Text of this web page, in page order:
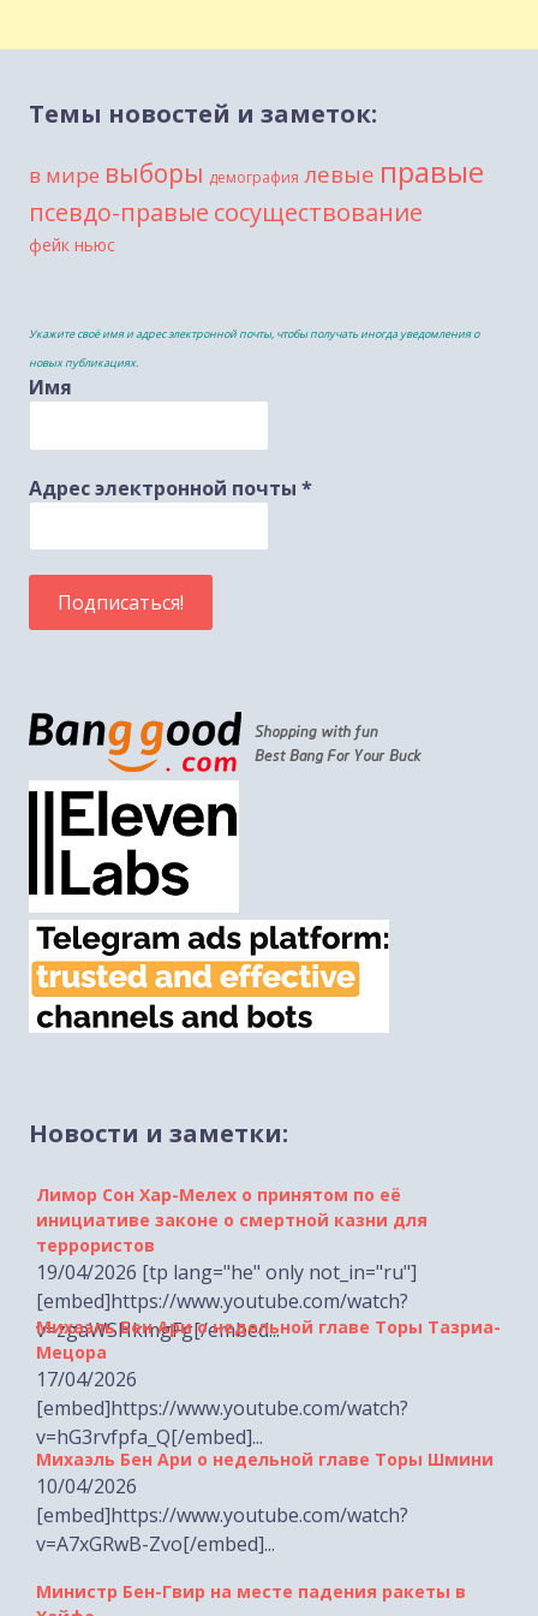
Темы новостей и заметок:
в мире выборы демография левые правые
псевдо-правые сосуществование
фейк ньюс
Укажите своё имя и адрес электронной почты, чтобы получать иногда уведомления о
новых публикациях.
Имя
Адрес электронной почты *
Новости и заметки:
Лимор Сон Хар-Мелех о принятом по её
инициативе законе о смертной казни для
террористов
19/04/2026 [tp lang="he" only not_in="ru"]
[embed]https://www.youtube.com/watch?
v=zgaWSHkmgFg[/embed...
Михаэль Бен Ари о недельной главе Торы Тазриа-
Мецора
17/04/2026
[embed]https://www.youtube.com/watch?
v=hG3rvfpfa_Q[/embed]...
Михаэль Бен Ари о недельной главе Торы Шмини
10/04/2026
[embed]https://www.youtube.com/watch?
v=A7xGRwB-Zvo[/embed]...
Министр Бен-Гвир на месте падения ракеты в